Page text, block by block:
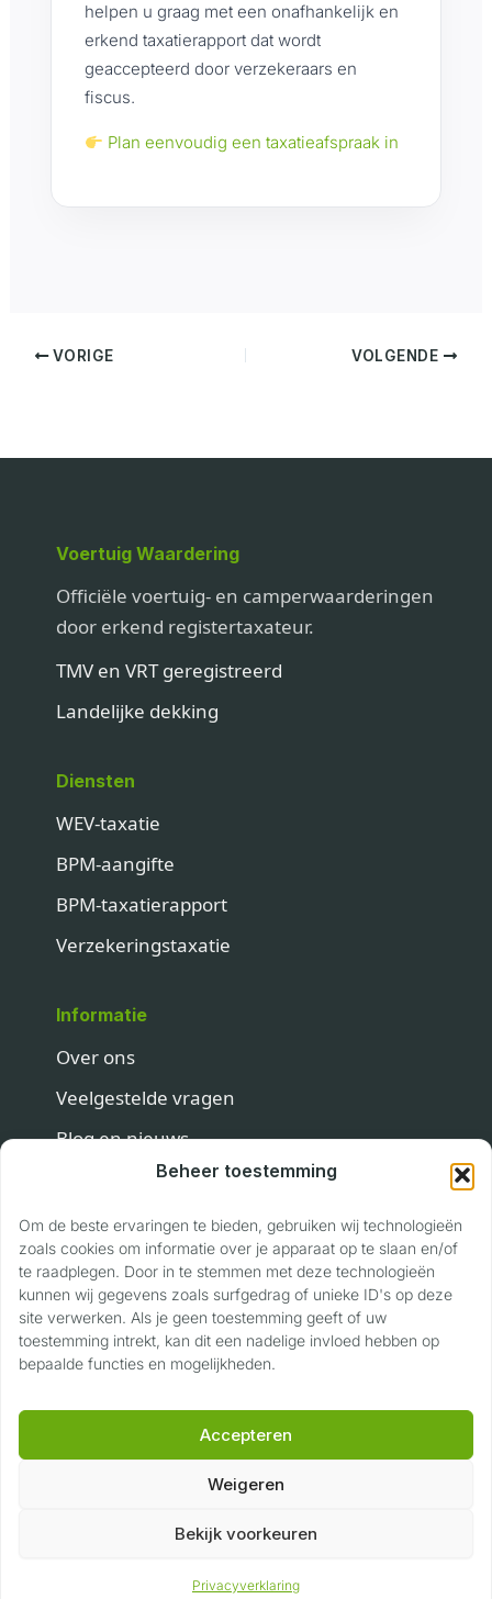
Beheer toestemming
Om de beste ervaringen te bieden, gebruiken wij technologieën
zoals cookies om informatie over je apparaat op te slaan en/of
te raadplegen. Door in te stemmen met deze technologieën
kunnen wij gegevens zoals surfgedrag of unieke ID's op deze
site verwerken. Als je geen toestemming geeft of uw
toestemming intrekt, kan dit een nadelige invloed hebben op
bepaalde functies en mogelijkheden.
Accepteren
Weigeren
Bekijk voorkeuren
Privacyverklaring
helpen u graag met een onafhankelijk en
erkend taxatierapport dat wordt
geaccepteerd door verzekeraars en
fiscus.
Plan eenvoudig een taxatieafspraak in
VORIGE VOLGENDE
Voertuig Waardering
Officiële voertuig- en camperwaarderingen
door erkend registertaxateur.
TMV en VRT geregistreerd
Landelijke dekking
Diensten
WEV-taxatie
BPM-aangifte
BPM-taxatierapport
Verzekeringstaxatie
Informatie
Over ons
Veelgestelde vragen
Blog en nieuws
Contact
Privaslaan 118
6904 LJ Zevenaar
06 17 22 89 40
info@voertuigwaardering.nl
Voertuig Waardering|Privacyverklaring
★★★★★5,0